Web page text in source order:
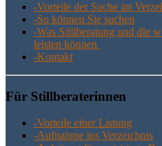
-Vor­tei­le der Suche im
-So kön­nen Sie suchen
-Was Still­be­ra­tung und die
leis­ten können
-Kon­takt
Für Still­be­ra­te­rin­nen
-Vor­tei­le einer Listung
-Auf­nah­me ins Verzeichnis